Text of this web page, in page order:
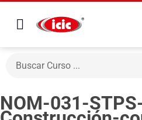
NOM-031-